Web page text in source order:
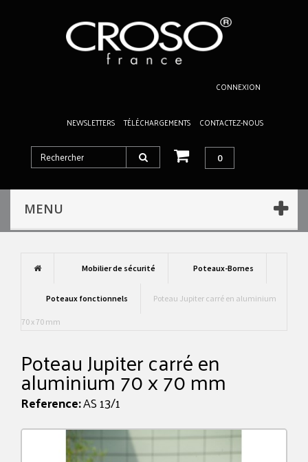
CONNEXION
NEWSLETTERS TÉLÉCHARGEMENTS CONTACTEZ-NOUS
0
MENU
Mobilier de sécurité Poteaux-Bornes
Poteaux fonctionnels Poteau Jupiter carré en aluminium
70 x 70 mm
Poteau Jupiter carré en
aluminium 70 x 70 mm
Reference:AS 13/1